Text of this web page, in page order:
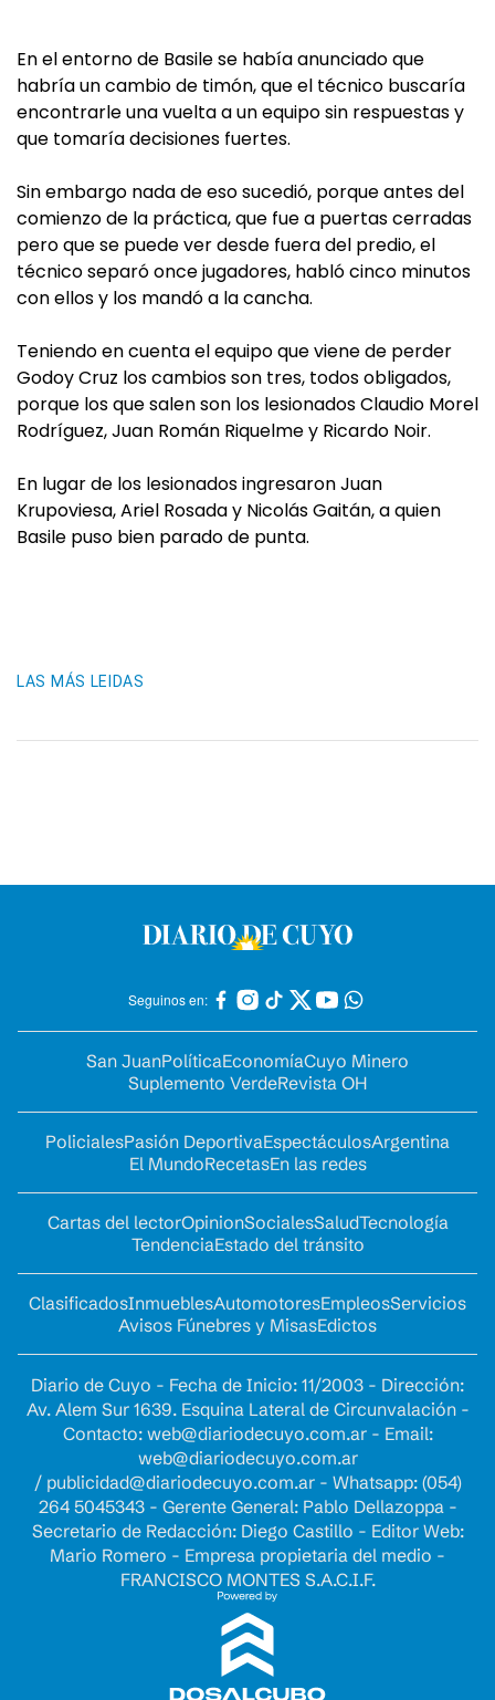
En el entorno de Basile se había anunciado que
habría un cambio de timón, que el técnico buscaría
encontrarle una vuelta a un equipo sin respuestas y
que tomaría decisiones fuertes.
Sin embargo nada de eso sucedió, porque antes del
comienzo de la práctica, que fue a puertas cerradas
pero que se puede ver desde fuera del predio, el
técnico separó once jugadores, habló cinco minutos
con ellos y los mandó a la cancha.
Teniendo en cuenta el equipo que viene de perder
Godoy Cruz los cambios son tres, todos obligados,
porque los que salen son los lesionados Claudio Morel
Rodríguez, Juan Román Riquelme y Ricardo Noir.
En lugar de los lesionados ingresaron Juan
Krupoviesa, Ariel Rosada y Nicolás Gaitán, a quien
Basile puso bien parado de punta.
LAS MÁS LEIDAS
Seguinos en:
San JuanPolíticaEconomíaCuyo Minero
Suplemento VerdeRevista OH
PolicialesPasión DeportivaEspectáculosArgentina
El MundoRecetasEn las redes
Cartas del lectorOpinionSocialesSaludTecnología
TendenciaEstado del tránsito
ClasificadosInmueblesAutomotoresEmpleosServicios
Avisos Fúnebres y MisasEdictos
Diario de Cuyo - Fecha de Inicio: 11/2003 - Dirección:
Av. Alem Sur 1639. Esquina Lateral de Circunvalación -
Contacto: web@diariodecuyo.com.ar- Email:
web@diariodecuyo.com.ar
/ publicidad@diariodecuyo.com.ar- Whatsapp: (054)
264 5045343 - Gerente General: Pablo Dellazoppa -
Secretario de Redacción: Diego Castillo - Editor Web:
Mario Romero - Empresa propietaria del medio -
FRANCISCO MONTES S.A.C.I.F.